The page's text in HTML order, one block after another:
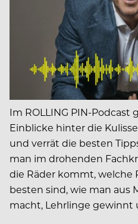
Im ROLLING PIN-Podcast
Einblicke hinter die
und verrät die besten
man im drohenden
die Räder kommt,welche
besten sind, wie man aus
macht, Lehrlinge gewinnt